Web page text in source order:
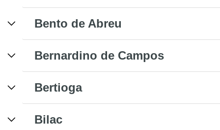
Bento de Abreu
Bernardino de Campos
Bertioga
Bilac